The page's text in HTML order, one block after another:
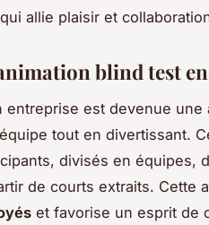
allie plaisir et
blind test
entreprise est devenue une
tout en divertissant.
divisés en équipes,
de courts extraits. Cette
et favorise un esprit de